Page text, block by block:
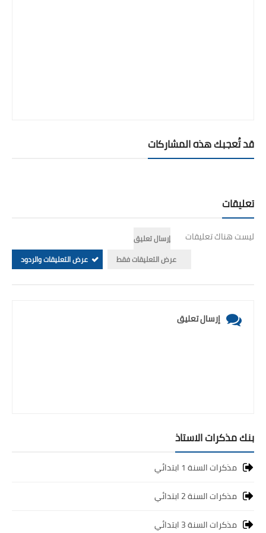
قد تُعجبك هذه المشاركات
تعليقات
ليست هناك تعليقات
إرسال تعليق
عرض التعليقات فقط
عرض التعليقات والردود
إرسال تعليق
بنك مذكرات الاستاذ
مذكرات السنة 1 ابتدائي
مذكرات السنة 2 ابتدائي
مذكرات السنة 3 ابتدائي